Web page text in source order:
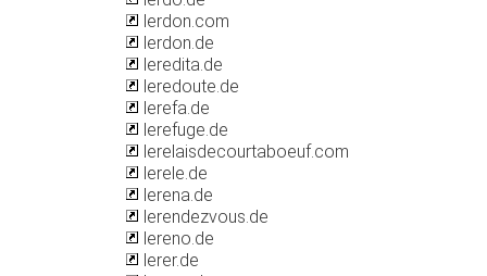
lerdon.com
lerdon.de
leredita.de
leredoute.de
lerefa.de
lerefuge.de
lerelaisdecourtaboeuf.com
lerele.de
lerena.de
lerendezvous.de
lereno.de
lerer.de